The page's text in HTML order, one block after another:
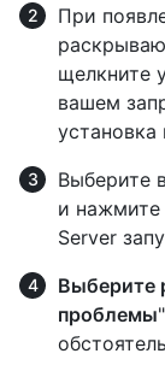
При
щелкните
вашем
установка
Выберите
и нажмите
Server
Выберите
проблемы